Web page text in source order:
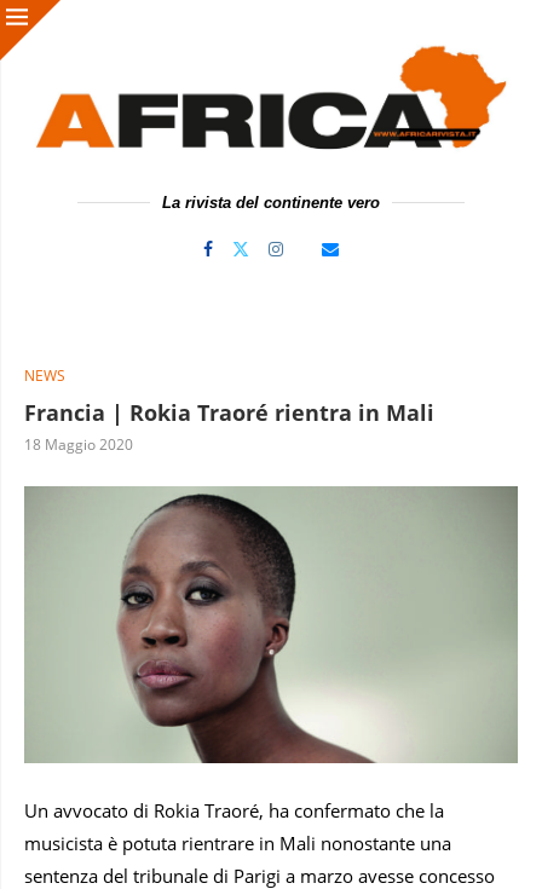
La rivista del continente vero
NEWS
Francia | Rokia Traoré rientra in Mali
18 Maggio 2020
Un avvocato di Rokia Traoré, ha confermato che la
musicista è potuta rientrare in Mali nonostante una
sentenza del tribunale di Parigi a marzo avesse concesso